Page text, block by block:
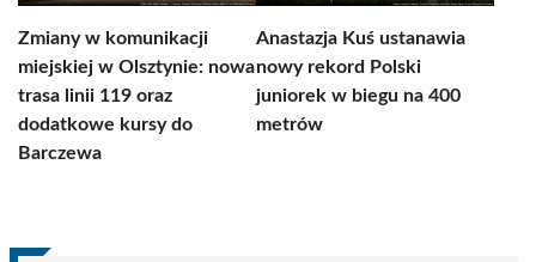
Zmiany w komunikacji
miejskiej w Olsztynie: nowa
trasa linii 119 oraz
dodatkowe kursy do
Barczewa
Anastazja Kuś ustanawia
nowy rekord Polski
juniorek w biegu na 400
metrów